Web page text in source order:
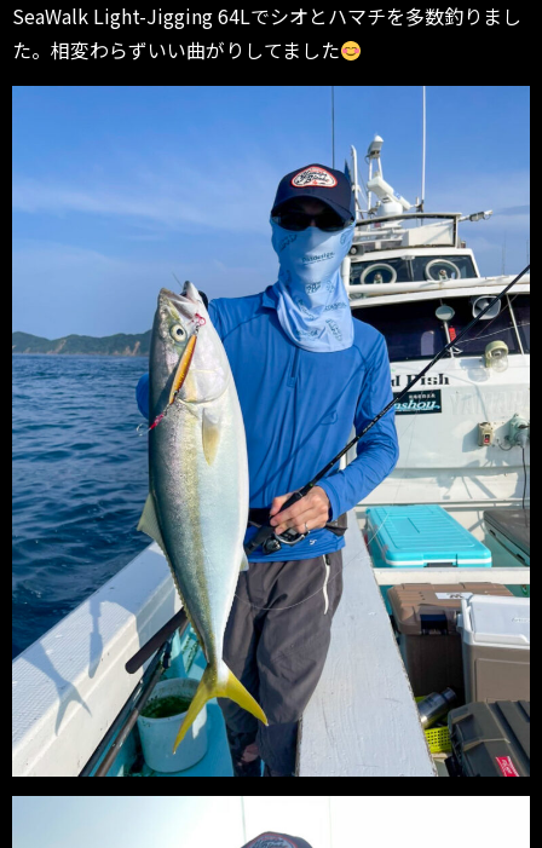
SeaWalk Light-Jigging 64Lでシオとハマチを多数釣りまし
た。相変わらずいい曲がりしてました